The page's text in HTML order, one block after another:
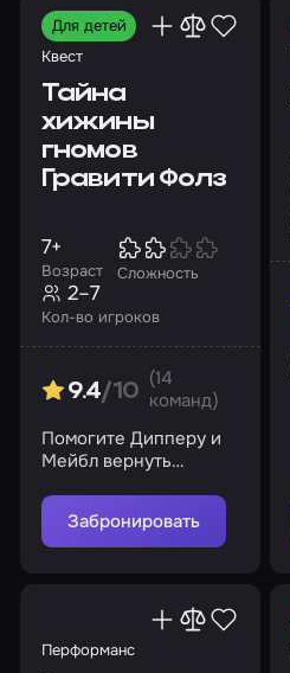
Для детей
Квест
Тайна
хижины
гномов
Гравити Фолз
Возраст
7+
Сложность
Кол-во игроков
2–7
9.4/10
(14
команд)
Помогите Дипперу и
Мейбл вернуть
украденный
коварными гномами
Забронировать
Перформанс